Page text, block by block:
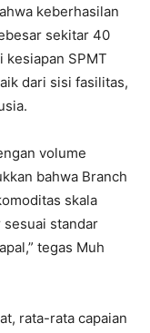
keberhasilan
sekitar 40
SPMT
dari sisi fasilitas,
volume
bahwa Branch
skala
standar
tegas Muh
rata-rata capaian